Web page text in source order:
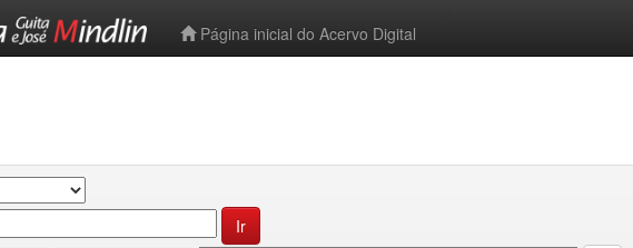
Página inicial do Acervo Digital